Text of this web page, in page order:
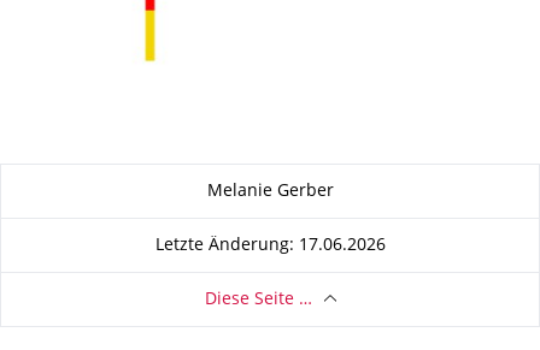
Melanie Gerber
Letzte Änderung: 17.06.2026
Diese Seite …